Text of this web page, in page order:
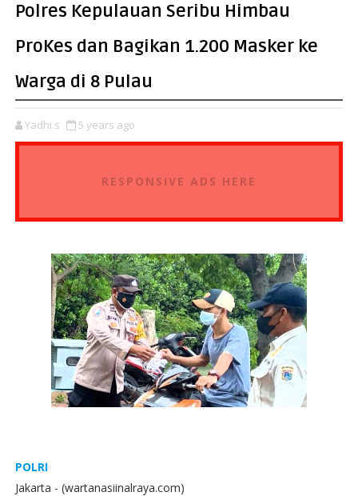
Polres Kepulauan Seribu Himbau
ProKes dan Bagikan 1.200 Masker ke
Warga di 8 Pulau
Yadhi.s 5 years ago
RESPONSIVE ADS HERE
POLRI
Jakarta - (wartanasiinalraya.com)